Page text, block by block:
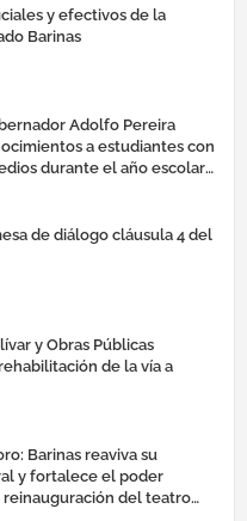
y efectivos de la
Barinas
Adolfo Pereira
a estudiantes con
durante el año escolar
de diálogo cláusula 4 del
y Obras Públicas
de la vía a
Barinas reaviva su
y fortalece el poder
reinauguración del teatro